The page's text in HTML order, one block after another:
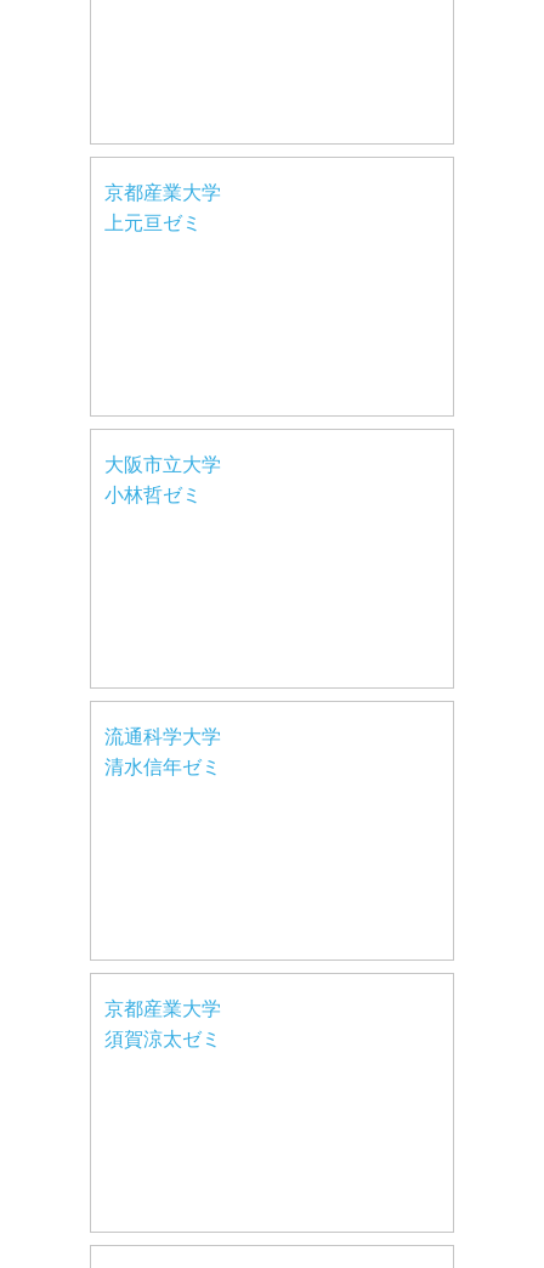
京都産業大学
上元亘ゼミ
大阪市立大学
小林哲ゼミ
流通科学大学
清水信年ゼミ
京都産業大学
須賀涼太ゼミ